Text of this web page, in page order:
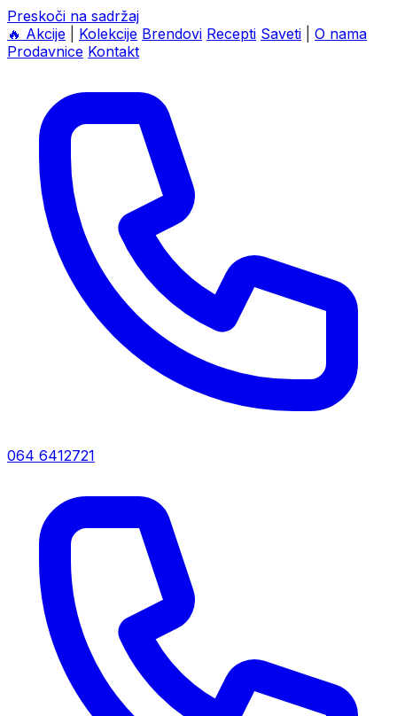
Preskoči na sadržaj
🔥 Akcije Kolekcije Brendovi Recepti Saveti
O nama
Prodavnice Kontakt
064 6412721